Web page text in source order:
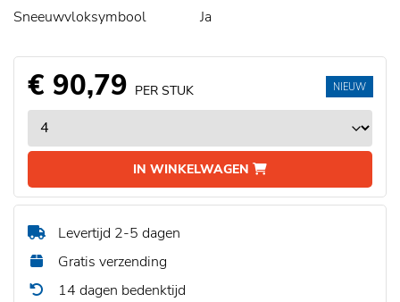
Sneeuwvloksymbool
Ja
€ 90,79 PER STUK
IN WINKELWAGEN
NIEUW
Levertijd 2-5 dagen
Gratis verzending
14 dagen bedenktijd